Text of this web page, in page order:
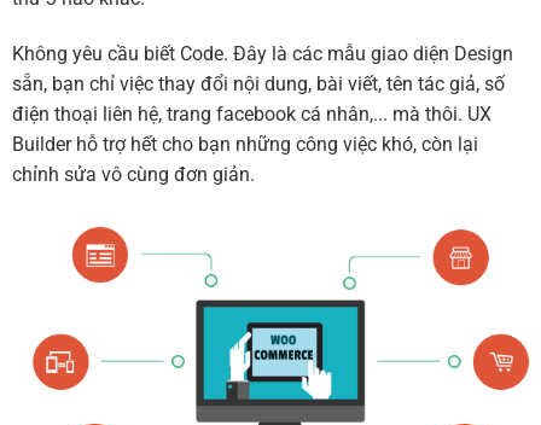
Không yêu cầu biết Code. Đây là các mẫu giao diện Design
sẵn, bạn chỉ việc thay đổi nội dung, bài viết, tên tác giả, số
điện thoại liên hệ, trang facebook cá nhân,... mà thôi. UX
Builder hỗ trợ hết cho bạn những công việc khó, còn lại
chỉnh sửa vô cùng đơn giản.